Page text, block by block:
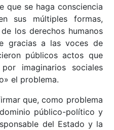
que se haga consciencia
sus múltiples formas,
los derechos humanos
gracias a las voces de
públicos actos que
imaginarios sociales
el problema.
que, como problema
público-político y
del Estado y la